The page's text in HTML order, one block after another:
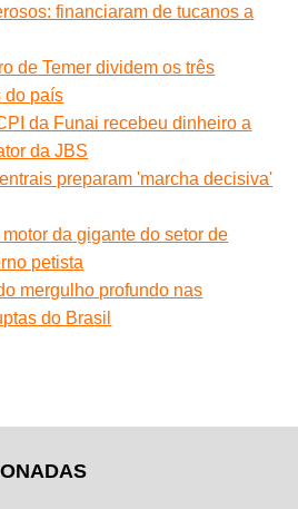
financiaram de tucanos a
de Temer dividem os três
do país
da Funai recebeu dinheiro a
da JBS
preparam 'marcha decisiva'
da gigante do setor de
petista
mergulho profundo nas
do Brasil